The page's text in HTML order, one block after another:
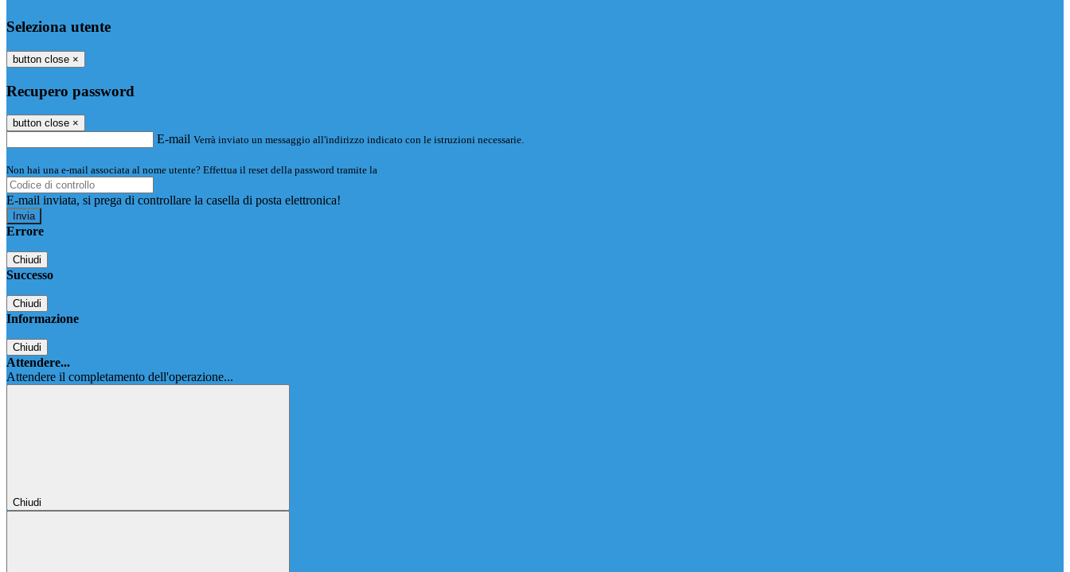
Seleziona utente
button close ×
Recupero password
button close ×
E-mail Verrà inviato un messaggio all'indirizzo indicato con le istruzioni necessarie.
Non hai una e-mail associata al nome utente? Effettua il reset della password tramite la
E-mail inviata, si prega di controllare la casella di posta elettronica!
Errore
Chiudi
Successo
Chiudi
Informazione
Chiudi
Attendere...
Attendere il completamento dell'operazione...
Chiudi